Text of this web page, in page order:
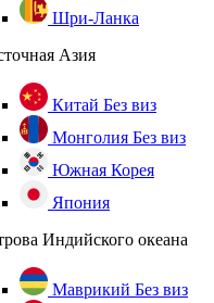
Шри-Ланка
Азия
Китай Без виз
Монголия Без виз
Южная Корея
Япония
Индийского океана
Маврикий Без виз